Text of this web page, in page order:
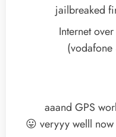
jailbreaked
Internet
aaand GPS
veryyy welll now